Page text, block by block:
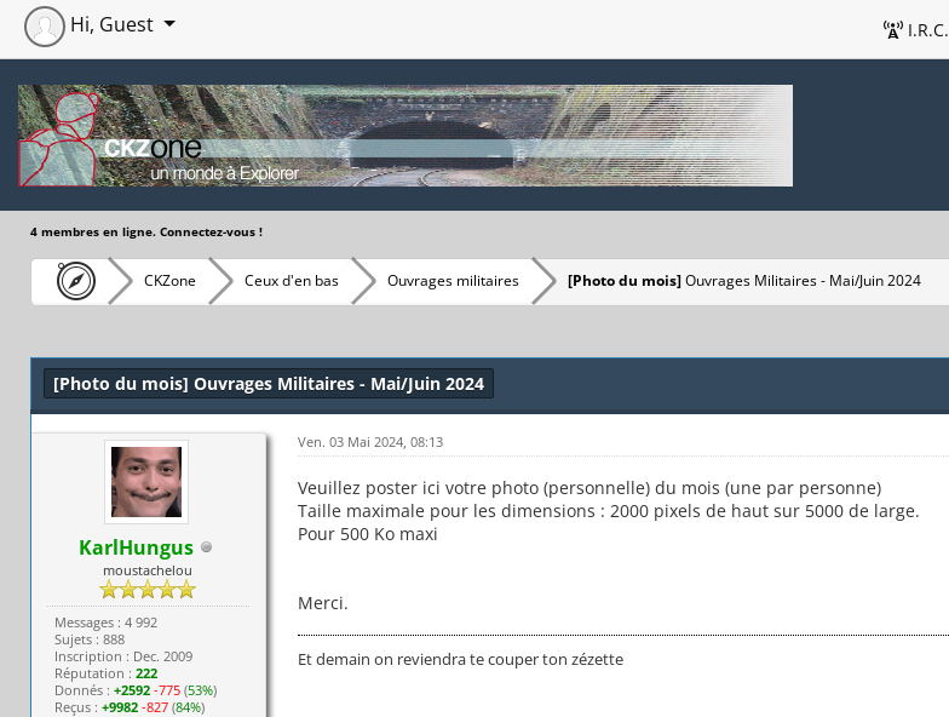
I.R.C.
Hi, Guest
4 membres en ligne. Connectez-vous !
CKZone Ceux d'en bas Ouvrages militaires [Photo du mois]Ouvrages Militaires - Mai/Juin 2024
[Photo du mois] Ouvrages Militaires - Mai/Juin 2024
KarlHungus
moustachelou
Messages : 4 992
Sujets : 888
Inscription : Dec. 2009
Réputation : 222
Donnés : +2592 -775(53%)
Reçus : +9982 -827(84%)
Ven. 03 Mai 2024, 08:13
Veuillez poster ici votre photo (personnelle) du mois (une par personne)
Taille maximale pour les dimensions : 2000 pixels de haut sur 5000 de large.
Pour 500 Ko maxi
Merci.
Et demain on reviendra te couper ton zézette